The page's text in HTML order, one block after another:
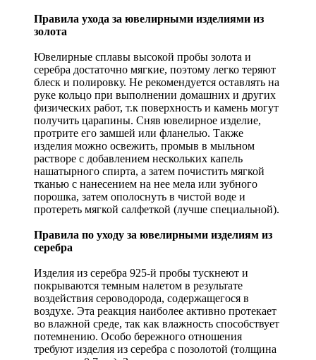
Правила ухода за ювелирными изделиями из
золота
Ювелирные сплавы высокой пробы золота и
серебра достаточно мягкие, поэтому легко теряют
блеск и полировку. Не рекомендуется оставлять на
руке кольцо при выполнении домашних и других
физических работ, т.к поверхность и камень могут
получить царапины. Сняв ювелирное изделие,
протрите его замшей или фланелью. Также
изделия можно освежить, промыв в мыльном
растворе с добавлением нескольких капель
нашатырного спирта, а затем почистить мягкой
тканью с нанесением на нее мела или зубного
порошка, затем ополоснуть в чистой воде и
протереть мягкой салфеткой (лучше специальной).
Правила по уходу за ювелирными изделиям из
серебра
Изделия из серебра 925-й пробы тускнеют и
покрываются темным налетом в результате
воздействия сероводорода, содержащегося в
воздухе. Эта реакция наиболее активно протекает
во влажной среде, так как влажность способствует
потемнению. Особо бережного отношения
требуют изделия из серебра с позолотой (толщина